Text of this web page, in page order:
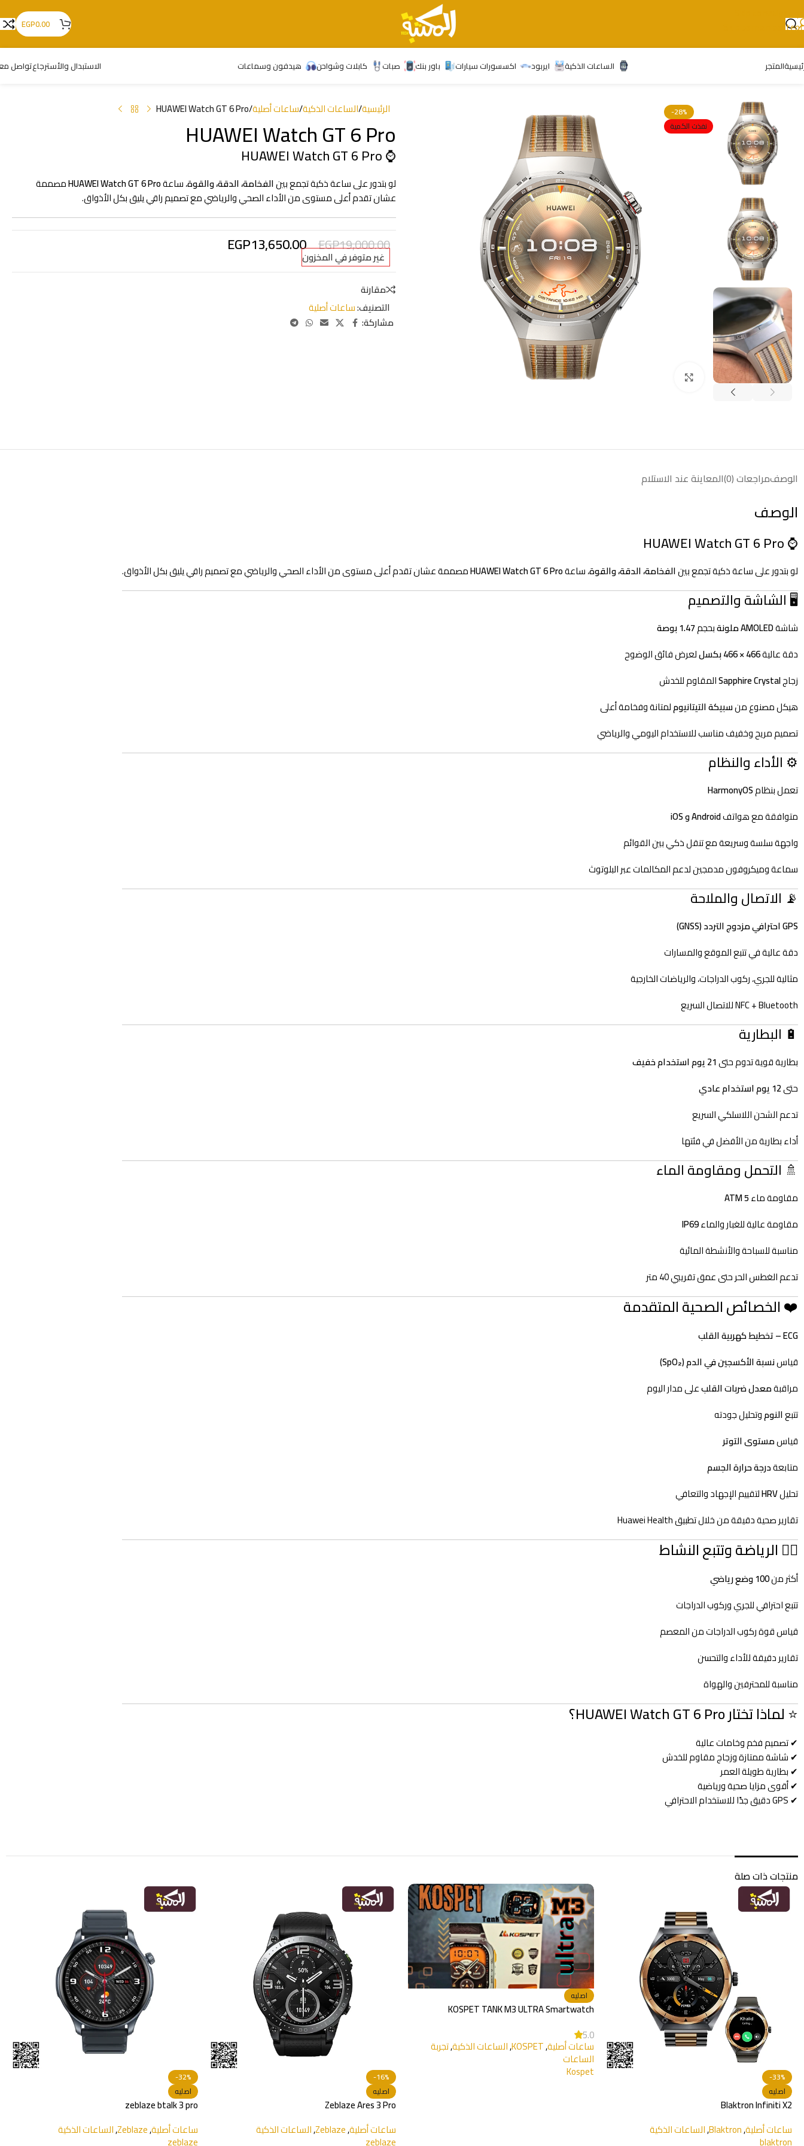
Skip to main content
EGP0.00
المتجر الساعات الذكية ايربود اكسسورات سيارات باور بنك صبات كابلات وشواحن هيدفون وسماعات الاستبدال والأسترجاعتواصل
-28%
نفذت الكمية
الرئيسية/الساعات الذكية/ساعات أصلية/
HUAWEI Watch GT 6 Pro
HUAWEI Watch GT 6 Pro
⌚ HUAWEI Watch GT 6 Pro
لو بتدور على ساعة ذكية تجمع بينالفخامة، الدقة، والقوة، ساعةHUAWEI Watch GT 6 Proمصممة
عشان تقدم أعلى مستوى من الأداء الصحي والرياضي مع تصميم راقي يليق بكل الأذواق.
EGP19,000.00
EGP13,650.00
غير متوفر في المخزون
مقارنة
التصنيف:ساعات أصلية
مشاركة:
الوصفمراجعات (0) المعاينة عند الاستلام
الوصف
⌚ HUAWEI Watch GT 6 Pro
لو بتدور على ساعة ذكية تجمع بينالفخامة، الدقة، والقوة، ساعةHUAWEI Watch GT 6 Proمصممة عشان تقدم أعلى مستوى من الأداء الصحي والرياضي مع تصميم راقي يليق بكل الأذواق.
🖥️ الشاشة والتصميم
شاشةAMOLED ملونة بحجم1.47 بوصة
دقة عالية466 × 466 بكسل
لعرض فائق الوضوح
زجاجSapphire Crystalالمقاوم للخدش
هيكل مصنوع منسبيكة التيتانيوملمتانة وفخامة أعلى
تصميم مريح وخفيف مناسب للاستخدام اليومي والرياضي
⚙️ الأداء والنظام
تعمل بنظامHarmonyOS
متوافقة مع هواتفAndroid و iOS
واجهة سلسة وسريعة مع تنقل ذكي بين القوائم
سماعة وميكروفون مدمجين لدعم المكالمات عبر البلوتوث
📡 الاتصال والملاحة
GPS احترافي مزدوج التردد (GNSS)
دقة عالية في تتبع الموقع والمسارات
مثالية للجري، ركوب الدراجات، والرياضات الخارجية
NFC + Bluetooth للاتصال السريع
🔋 البطارية
بطارية قوية تدوم حتى21 يوم استخدام خفيف
حتى12 يوم استخدام عادي
تدعم الشحن اللاسلكي السريع
أداء بطارية من الأفضل في فئتها
🚿 التحمل ومقاومة الماء
مقاومة ماء5 ATM
مقاومة عالية للغبار والماءIP69
مناسبة للسباحة والأنشطة المائية
تدعم الغطس الحر حتى عمق تقريبي 40 متر
❤️ الخصائص الصحية المتقدمة
ECG – تخطيط كهربية القلب
قياسنسبة الأكسجين في الدم (SpO₂)
مراقبةمعدل ضربات القلبعلى مدار اليوم
تتبعالنوموتحليل جودته
قياسمستوى التوتر
متابعةدرجة حرارة الجسم
تحليلHRVلتقييم الإجهاد والتعافي
تقارير صحية دقيقة من خلال تطبيق Huawei Health
🏃‍♂️ الرياضة وتتبع النشاط
أكثر من100 وضع رياضي
تتبع احترافي للجري وركوب الدراجات
قياس قوة ركوب الدراجات من المعصم
تقارير دقيقة للأداء والتحسن
مناسبة للمحترفين والهواة
⭐ لماذا تختار HUAWEI Watch GT 6 Pro؟
✔ تصميم فخم وخامات عالية
✔ شاشة ممتازة وزجاج مقاوم للخدش
✔ بطارية طويلة العمر
✔ أقوى مزايا صحية ورياضية
✔ GPS دقيق جدًا للاستخدام الاحترافي
منتجات ذات صلة
KOSPET TANK M3 ULTRA Smartwatch
ساعات أصلية,
KOSPET الساعات الذكية تجربة
Kospet
-16%
-32%
اصليه
zeblaze btalk 3 pro
ساعات أصلية,
Zeblaze
,الساعات الذكية
zeblaze
اصليه
Mibro Lite 3 Pro
ساعات أصلية,
Mibro
,الساعات الذكية
Mibro